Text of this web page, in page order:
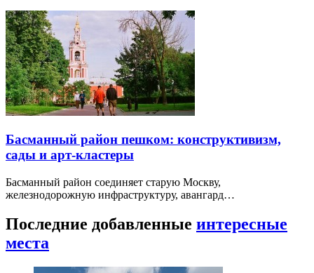
Басманный район пешком: конструктивизм,
сады и арт-кластеры
Басманный район соединяет старую Москву,
железнодорожную инфраструктуру, авангард…
Последние добавленные интересные
места